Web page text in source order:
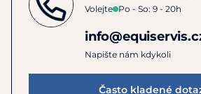
pohyblivý je nutná hydratace. Koliky
zpomalenou pasáží a nedostatečnou
koliky, při zpomalené motilitě tlustého
chronických obtížích pasáže zažitiny.
Pooperační stavy u kterých je cílem
Volejte Po - So: 9 - 20h
Napište nám kdykoli
Často kladené